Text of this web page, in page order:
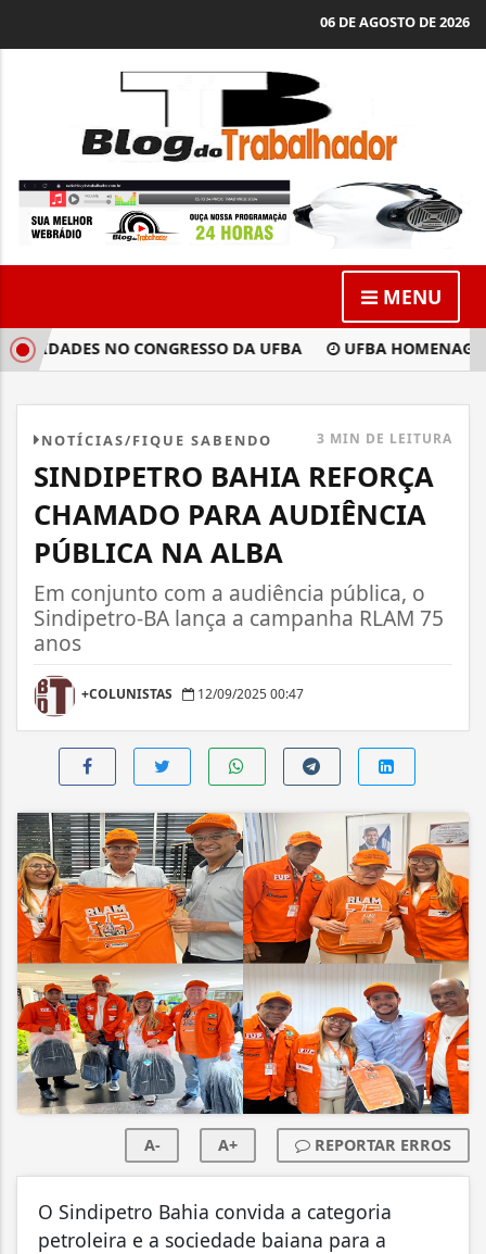
06 DE AGOSTO DE 2026
MENU
NO CONGRESSO DA UFBA UFBA HOMENAGEOU
NOTÍCIAS/FIQUE SABENDO 3 MIN DE LEITURA
SINDIPETRO BAHIA REFORÇA
CHAMADO PARA AUDIÊNCIA
PÚBLICA NA ALBA
Em conjunto com a audiência pública, o
Sindipetro-BA lança a campanha RLAM 75
anos
+COLUNISTAS 12/09/2025 00:47
A- A+ REPORTAR ERROS
O Sindipetro Bahia convida a categoria
petroleira e a sociedade baiana para a